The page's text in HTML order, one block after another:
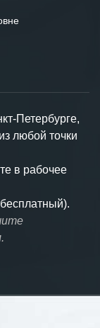
Петербурге,
любой точки
в рабочее